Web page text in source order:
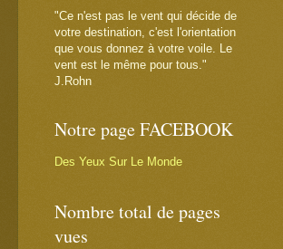
"Ce n'est pas le vent qui décide de
votre destination, c'est l'orientation
que vous donnez à votre voile. Le
vent est le même pour tous."
J.Rohn
Notre page FACEBOOK
Des Yeux Sur Le Monde
Nombre total de pages
vues